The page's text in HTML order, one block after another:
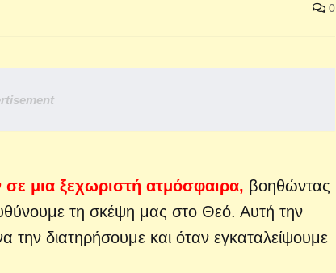
0
μια ξεχωριστή ατμόσφαιρα, βοηθώντας
τη σκέψη μας στο Θεό. Αυτή την
διατηρήσουμε και όταν εγκαταλείψουμε